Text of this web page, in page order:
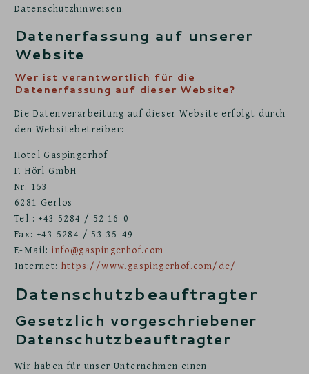
Datenschutzhinweisen.
Datenerfassung auf unserer
Website
Wer ist verantwortlich für die
Datenerfassung auf dieser Website?
Die Datenverarbeitung auf dieser Website erfolgt durch
den Websitebetreiber:
Hotel Gaspingerhof
F. Hörl GmbH
Nr. 153
6281 Gerlos
Tel.: +43 5284 / 52 16-0
Fax: +43 5284 / 53 35-49
E-Mail:info@gaspingerhof.com
Internet:https://www.gaspingerhof.com/de/
Datenschutz­beauftragter
Gesetzlich vorgeschriebener
Datenschutz­beauftragter
Wir haben für unser Unternehmen einen